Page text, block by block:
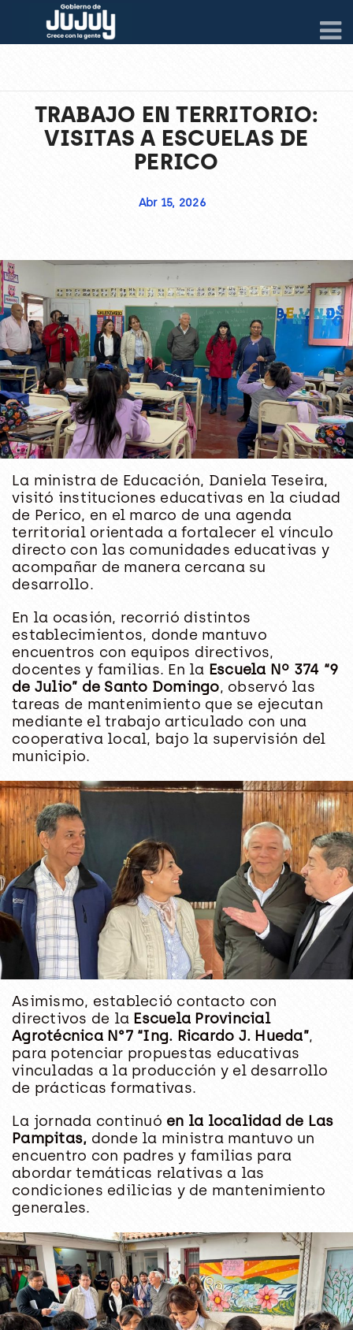
TRABAJO EN TERRITORIO:
VISITAS A ESCUELAS DE
PERICO
Abr 15, 2026
La ministra de Educación, Daniela Teseira,
visitó instituciones educativas en la ciudad
de Perico, en el marco de una agenda
territorial orientada a fortalecer el vínculo
directo con las comunidades educativas y
acompañar de manera cercana su
desarrollo.
En la ocasión, recorrió distintos
establecimientos, donde mantuvo
encuentros con equipos directivos,
docentes y familias. En la Escuela Nº 374 “9
de Julio” de Santo Domingo, observó las
tareas de mantenimiento que se ejecutan
mediante el trabajo articulado con una
cooperativa local, bajo la supervisión del
municipio.
Asimismo, estableció contacto con
directivos de la Escuela Provincial
Agrotécnica N°7 “Ing. Ricardo J. Hueda”,
para potenciar propuestas educativas
vinculadas a la producción y el desarrollo
de prácticas formativas.
La jornada continuó en la localidad de Las
Pampitas, donde la ministra mantuvo un
encuentro con padres y familias para
abordar temáticas relativas a las
condiciones edilicias y de mantenimiento
generales.